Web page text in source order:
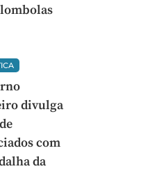
divulga
com
da